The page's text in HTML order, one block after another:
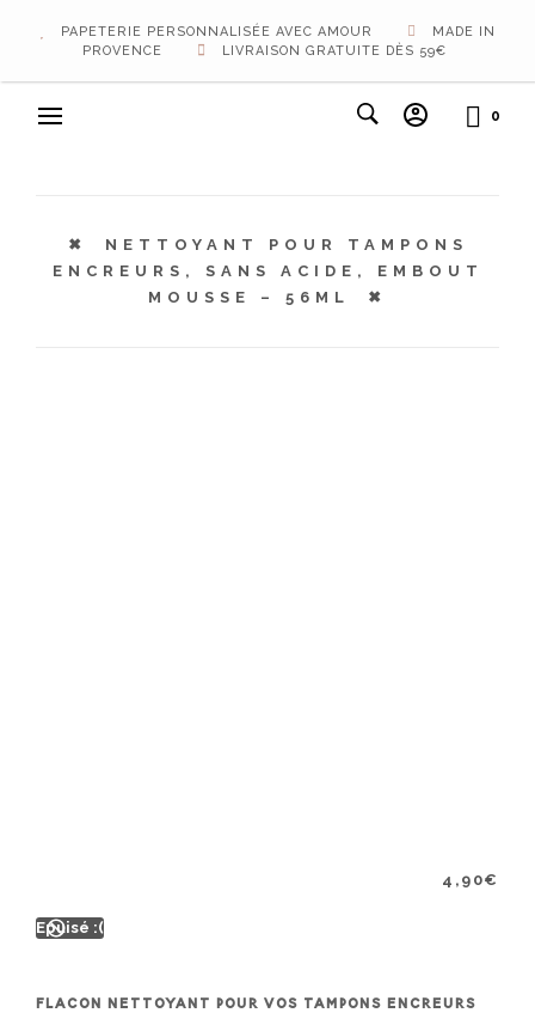
PAPETERIE PERSONNALISÉE AVEC AMOUR
MADE IN
PROVENCE
LIVRAISON GRATUITE DÈS 59€
0
NETTOYANT POUR TAMPONS
ENCREURS, SANS ACIDE, EMBOUT
MOUSSE – 56ML
4,90€
FLACON NETTOYANT POUR VOS TAMPONS ENCREURS
Epuisé :(